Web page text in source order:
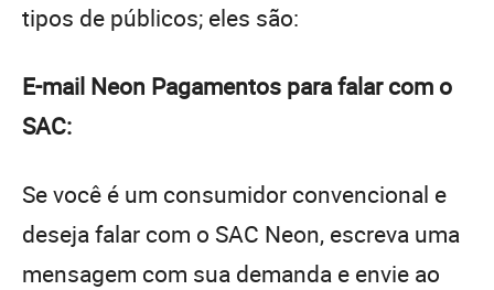
tipos de públicos; eles são:
E-mail Neon Pagamentos para falar com o
SAC:
Se você é um consumidor convencional e
deseja falar com o SAC Neon, escreva uma
mensagem com sua demanda e envie ao